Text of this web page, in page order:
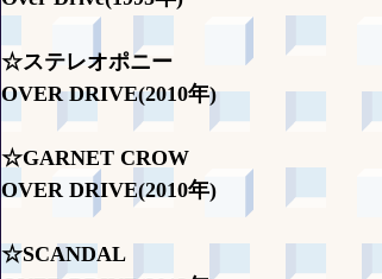
☆ステレオポニー
OVER DRIVE(2010年)
☆GARNET CROW
OVER DRIVE(2010年)
☆SCANDAL